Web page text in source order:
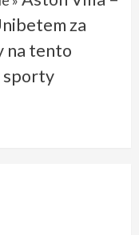
za
na tento
sporty